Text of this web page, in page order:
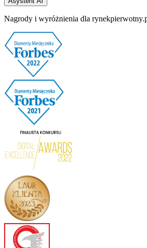
Nagrody i wyróżnienia dla